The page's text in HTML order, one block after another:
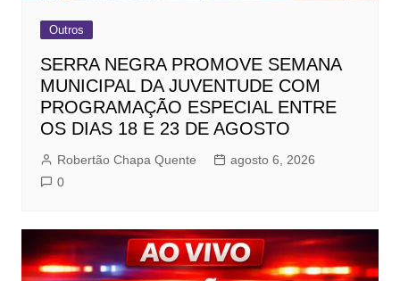
Outros
SERRA NEGRA PROMOVE SEMANA
MUNICIPAL DA JUVENTUDE COM
PROGRAMAÇÃO ESPECIAL ENTRE
OS DIAS 18 E 23 DE AGOSTO
Robertão Chapa Quente
agosto 6, 2026
0